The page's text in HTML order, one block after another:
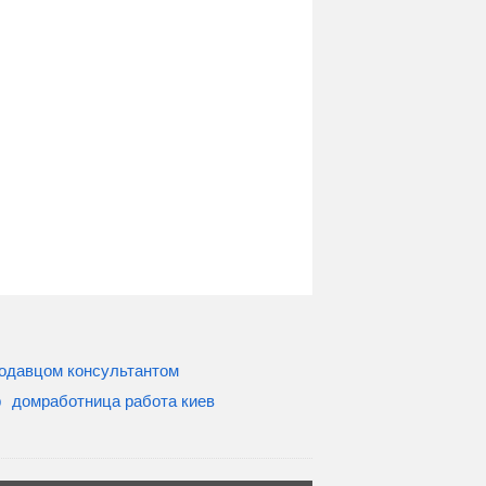
консультантом
домработница работа киев